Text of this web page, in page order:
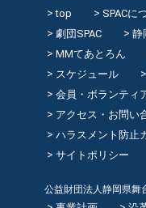
top SPACに
劇団SPAC
静
MMてあとろん
スケジュール
会員・ボランティ
アクセス・お問い
ハラスメント防止
サイトポリシー
公益財団法人静岡県舞